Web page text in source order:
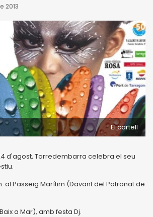
2013
El cartell
d'agost, Torredembarra celebra el seu
al Passeig Marítim (Davant del Patronat de
a Mar), amb festa Dj.